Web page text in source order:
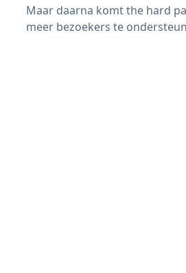
Maar daarna komt the hard
meer bezoekers te